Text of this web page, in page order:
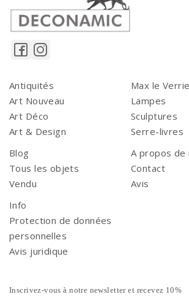
Antiquités
Art Nouveau
Art Déco
Art & Design
Max le
Lampes
Sculptures
Serre-livres
Blog
Tous les objets
Vendu
A propos de
Contact
Avis
Info
Protection de données
personnelles
Avis juridique
Inscrivez-vous à notre newsletter et recevez 10%